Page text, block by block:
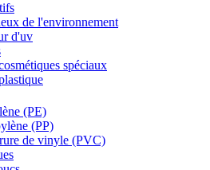
de l'environnement
d'uv
spéciaux
(PE)
(PP)
de vinyle (PVC)